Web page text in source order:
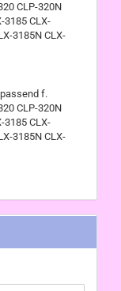
CLP-320N
3185 CLX-
3185N CLX-
f.
CLP-320N
3185 CLX-
3185N CLX-